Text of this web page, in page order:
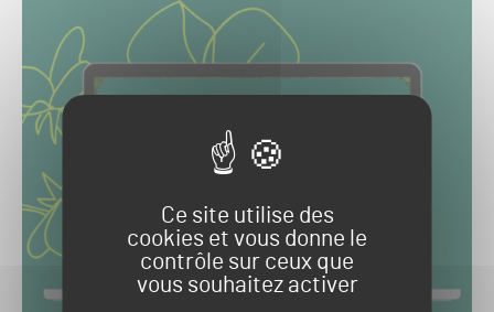
Ce site utilise des
cookies et vous donne le
contrôle sur ceux que
vous souhaitez activer